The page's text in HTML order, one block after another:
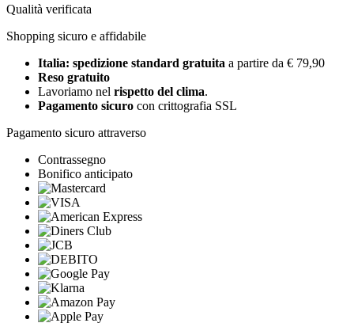
Qualità verificata
Shopping sicuro e affidabile
Italia: spedizione standard gratuita a partire da € 79,90
Reso gratuito
Lavoriamo nel rispetto del clima.
Pagamento sicuro con crittografia SSL
Pagamento sicuro attraverso
Contrassegno
Bonifico anticipato